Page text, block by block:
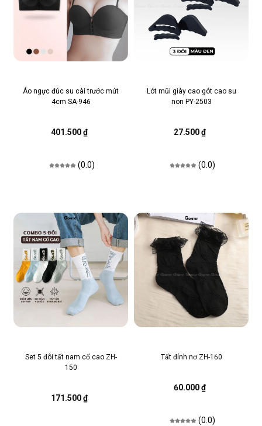
Áo ngực đúc su cài trước mút
4cm SA-946
401.500 ₫
(0.0)
Lót mũi giày cao gót cao su
non PY-2503
27.500 ₫
(0.0)
Set 5 đôi tất nam cổ cao ZH-
150
171.500 ₫
Tất đính nơ ZH-160
60.000 ₫
(0.0)